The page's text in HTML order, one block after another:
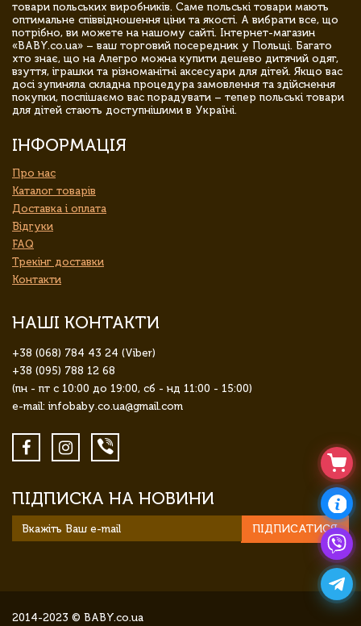
товари польських виробників. Саме польські товари мають
оптимальне співвідношення ціни та якості. А вибрати все, що
потрібно, ви можете на нашому сайті. Інтернет-магазин
«BABY.co.ua» – ваш торговий посередник у Польщі. Багато
хто знає, що на Алегро можна купити дешево дитячий одяг,
взуття, іграшки та різноманітні аксесуари для дітей. Якщо вас
досі зупиняла складна процедура замовлення та здійснення
покупки, поспішаємо вас порадувати – тепер польські товари
для дітей стають доступнішими в Україні.
ІНФОРМАЦІЯ
Про нас
Каталог товарів
Доставка і оплата
Відгуки
FAQ
Трекінг доставки
Контакти
НАШІ КОНТАКТИ
+38 (068) 784 43 24 (Viber)
+38 (095) 788 12 68
(пн - пт с 10:00 до 19:00, сб - нд 11:00 - 15:00)
e-mail: infobaby.co.ua@gmail.com
ПІДПИСКА НА НОВИНИ
ПІДПИСАТИСЯ
2014-2023 © BABY.co.ua